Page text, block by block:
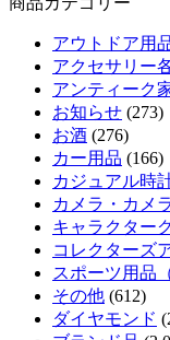
アウトドア用
アクセサリー
アンティーク
お知らせ (273)
お酒 (276)
カー用品 (166)
カジュアル時
カメラ・カメ
キャラクター
コレクターズ
スポーツ用品
その他 (612)
ダイヤモンド